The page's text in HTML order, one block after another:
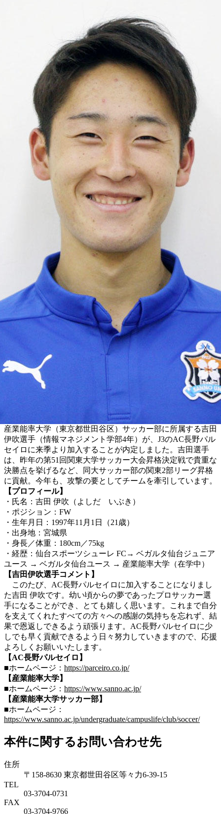
産業能率大学（東京都世田谷区）サッカー部に所属する吉田
伊吹選手（情報マネジメント学部4年）が、J3のAC長野パル
セイロに来季より加入することが内定しました。吉田選手
は、昨年の第51回関東大学サッカー大会昇格決定戦で貴重な
決勝点を挙げるなど、同大サッカー部の関東2部リーグ昇格
に貢献。今年も、攻撃の要としてチームを牽引しています。
【プロフィール】
・氏名：吉田 伊吹（よしだ いぶき）
・ポジション：FW
・生年月日：1997年11月1日（21歳）
・出身地：宮城県
・身長／体重：180cm／75kg
・経歴：仙台スポーツシューレ FC→ ベガルタ仙台ジュニア
ユース → ベガルタ仙台ユース → 産業能率大学（在学中）
【吉田伊吹選手コメント】
このたび、AC長野パルセイロに加入することになりまし
た吉田 伊吹です。幼い頃からの夢であったプロサッカー選
手になることができ、とても嬉しく思います。これまで自分
を支えてくれたすべての方々への感謝の気持ちを忘れず、結
果で恩返しできるよう頑張ります。AC長野パルセイロに少
しでも早く貢献できるよう日々努力していきますので、応援
よろしくお願いいたします。
【AC長野パルセイロ】
■ホームページ： https://parceiro.co.jp/
【産業能率大学】
■ホームページ： https://www.sanno.ac.jp/
【産業能率大学サッカー部】
■ホームページ：
https://www.sanno.ac.jp/undergraduate/campuslife/club/soccer/
本件に関するお問い合わせ先
住所
〒158-8630 東京都世田谷区等々力6-39-15
TEL
03-3704-0731
FAX
03-3704-9766